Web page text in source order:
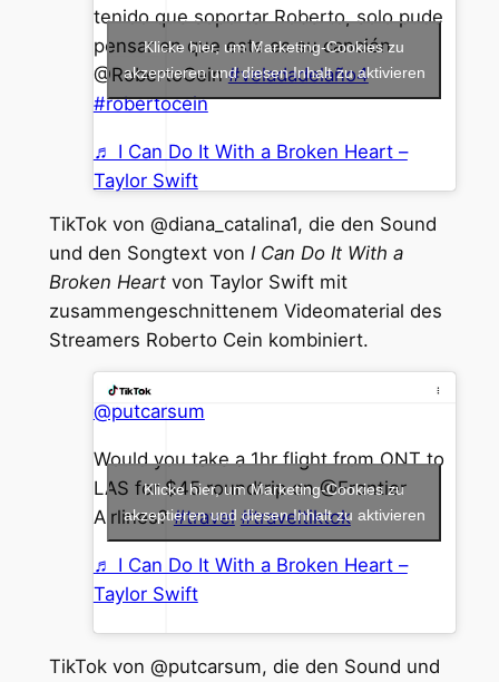
tenido que soportar Roberto, solo pude
pensar en que esta es su canción
@RobertoCein#veladadelaño4
#robertocein
♬ I Can Do It With a Broken Heart –
Taylor Swift
Klicke hier, um Marketing-Cookies zu
akzeptieren und diesen Inhalt zu aktivieren
TikTok von @diana_catalina1, die den Sound
und den Songtext von I Can Do It With a
Broken Heart von Taylor Swift mit
zusammengeschnittenem Videomaterial des
Streamers Roberto Cein kombiniert.
@putcarsum
Would you take a 1hr flight from ONT to
LAS for $45 roundtrip on @Frontier
Airlines?#travel #traveltiktok
♬ I Can Do It With a Broken Heart –
Taylor Swift
Klicke hier, um Marketing-Cookies zu
akzeptieren und diesen Inhalt zu aktivieren
TikTok von @putcarsum, die den Sound und